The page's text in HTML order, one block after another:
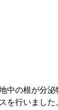
中の根が分泌
を行いました